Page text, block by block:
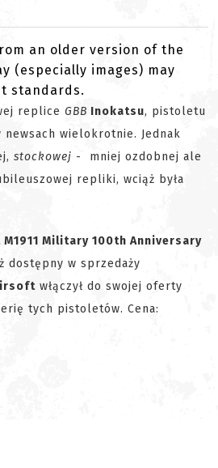
an older version of the
(especially images) may
standards.
replice GBB Inokatsu, pistoletu
newsach wielokrotnie. Jednak
stockowej - mniej ozdobnej ale
repliki, wciąż była
Military 100th Anniversary
dostępny w sprzedaży
włączył do swojej oferty
tych pistoletów. Cena: